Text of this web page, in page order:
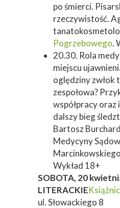
po śmierci.
rzeczywistość.
Pogrzebowego.
20.30. Rola
miejscu
oględziny zwłok
zespołowa?
współpracy oraz
dalszy bieg
Bartosz
Medycyny
Wykład 18+
SOBOTA, 20
LITERACKIE
ul. Słowackiego 8